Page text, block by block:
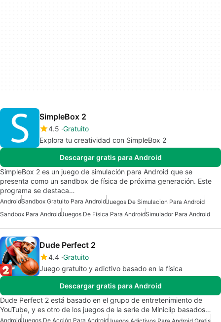
SimpleBox 2
4.5 Gratuito
Explora tu creatividad con SimpleBox 2
Descargar gratis para Android
SimpleBox 2 es un juego de simulación para Android que se
presenta como un sandbox de física de próxima generación. Este
programa se destaca…
AndroidSandbox Gratuito Para AndroidJuegos De Simulacion Para Android
Sandbox Para AndroidJuegos De Física Para AndroidSimulador Para Android
Dude Perfect 2
4.4 Gratuito
Juego gratuito y adictivo basado en la física
Descargar gratis para Android
Dude Perfect 2 está basado en el grupo de entretenimiento de
YouTube, y es otro de los juegos de la serie de Miniclip basados…
AndroidJuegos De Acción Para Android